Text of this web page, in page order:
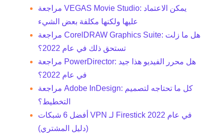
مراجعة VEGAS Movie Studio: يمكن الاعتماد
عليها ولكنها مكلفة بعض الشيء
مراجعة CorelDRAW Graphics Suite: هل ما زلت
تستحق ذلك في عام 2022؟
مراجعة PowerDirector: هل محرر الفيديو هذا جيد
في عام 2022؟
مراجعة Adobe InDesign: كل ما تحتاجه لتصميم
التخطيط؟
أفضل 6 شبكات VPN لـ Firestick في عام 2022
(دليل المشتري)